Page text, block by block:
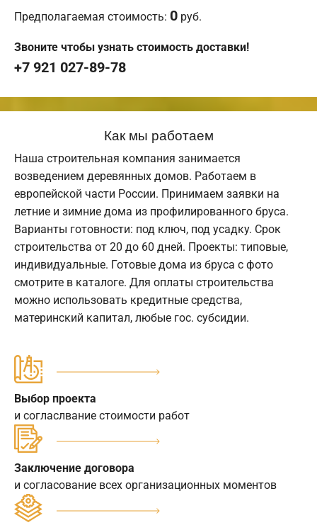
Предполагаемая стоимость: 0 руб.
Звоните чтобы узнать стоимость доставки!
+7 921 027-89-78
Как мы работаем
Наша строительная компания занимается
возведением деревянных домов. Работаем в
европейской части России. Принимаем заявки на
летние и зимние дома из профилированного бруса.
Варианты готовности: под ключ, под усадку. Срок
строительства от 20 до 60 дней. Проекты: типовые,
индивидуальные. Готовые дома из бруса с фото
смотрите в каталоге. Для оплаты строительства
можно использовать кредитные средства,
материнский капитал, любые гос. субсидии.
Выбор проекта
и согласлвание стоимости работ
Заключение договора
и согласование всех организационных моментов